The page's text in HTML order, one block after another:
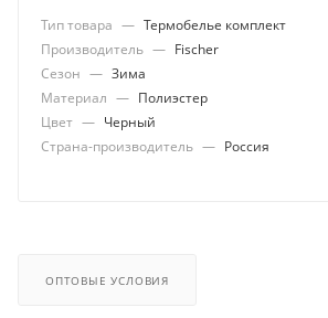
Тип товара — Термобелье комплект
Производитель — Fischer
Сезон — Зима
Материал — Полиэстер
Цвет — Черный
Страна-производитель — Россия
ОПТОВЫЕ УСЛОВИЯ